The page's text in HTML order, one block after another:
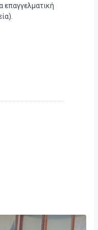
επαγγελματική